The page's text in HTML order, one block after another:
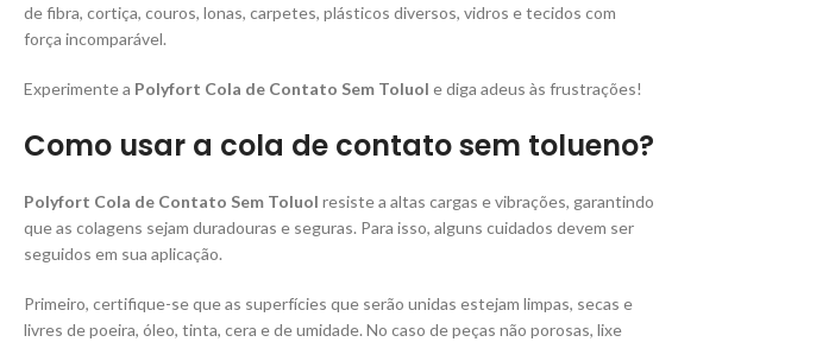
de fibra, cortiça, couros, lonas, carpetes, plásticos diversos, vidros e tecidos com
força incomparável.
Experimente a Polyfort Cola de Contato Sem Toluol e diga adeus às frustrações!
Como usar a cola de contato sem tolueno?
Polyfort Cola de Contato Sem Toluol resiste a altas cargas e vibrações, garantindo
que as colagens sejam duradouras e seguras. Para isso, alguns cuidados devem ser
seguidos em sua aplicação.
Primeiro, certifique-se que as superfícies que serão unidas estejam limpas, secas e
livres de poeira, óleo, tinta, cera e de umidade. No caso de peças não porosas, lixe